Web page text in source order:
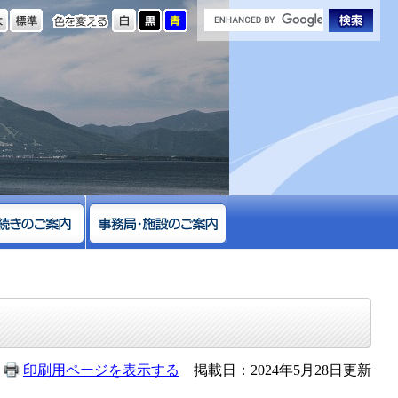
色を変える
大きさ
印刷用ページを表示する 掲載日：2024年5月28日更新